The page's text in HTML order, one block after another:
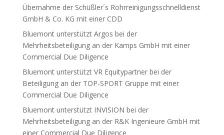
Übernahme der Schüßler´s Rohrreinigungsschnelldienst
GmbH & Co. KG mit einer CDD
Bluemont unterstützt Argos bei der
Mehrheitsbeteiligung an der Kamps GmbH mit einer
Commercial Due Diligence
Bluemont unterstützt VR Equitypartner bei der
Beteiligung an der TOP-SPORT Gruppe mit einer
Commercial Due Diligence
Bluemont unterstützt INVISION bei der
Mehrheitsbeteiligung an der R&K Ingenieure GmbH mit
einer Commercial Due Diligence